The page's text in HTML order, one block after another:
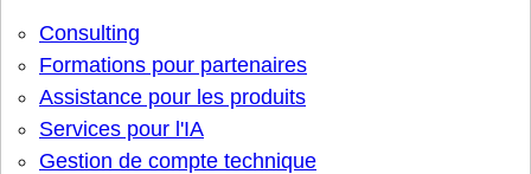
Consulting
Formations pour partenaires
Assistance pour les produits
Services pour l'IA
Gestion de compte technique